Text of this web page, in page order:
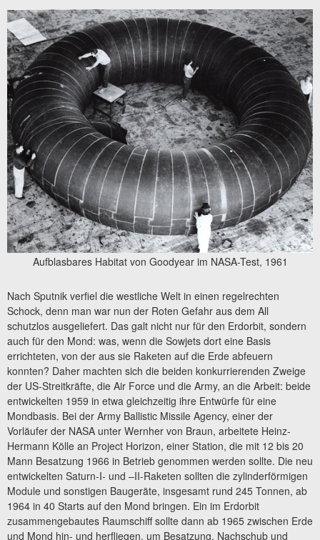
Aufblasbares Habitat von Goodyear im NASA-Test, 1961
Nach Sputnik verfiel die westliche Welt in einen regelrechten
Schock, denn man war nun der Roten Gefahr aus dem All
schutzlos ausgeliefert. Das galt nicht nur für den Erdorbit, sondern
auch für den Mond: was, wenn die Sowjets dort eine Basis
errichteten, von der aus sie Raketen auf die Erde abfeuern
konnten? Daher machten sich die beiden konkurrierenden Zweige
der US-Streitkräfte, die Air Force und die Army, an die Arbeit: beide
entwickelten 1959 in etwa gleichzeitig ihre Entwürfe für eine
Mondbasis. Bei der Army Ballistic Missile Agency, einer der
Vorläufer der NASA unter Wernher von Braun, arbeitete Heinz-
Hermann Kölle an Project Horizon, einer Station, die mit 12 bis 20
Mann Besatzung 1966 in Betrieb genommen werden sollte. Die neu
entwickelten Saturn-I- und –II-Raketen sollten die zylinderförmigen
Module und sonstigen Baugeräte, insgesamt rund 245 Tonnen, ab
1964 in 40 Starts auf den Mond bringen. Ein im Erdorbit
zusammengebautes Raumschiff sollte dann ab 1965 zwischen Erde
und Mond hin- und herfliegen, um Besatzung, Nachschub und